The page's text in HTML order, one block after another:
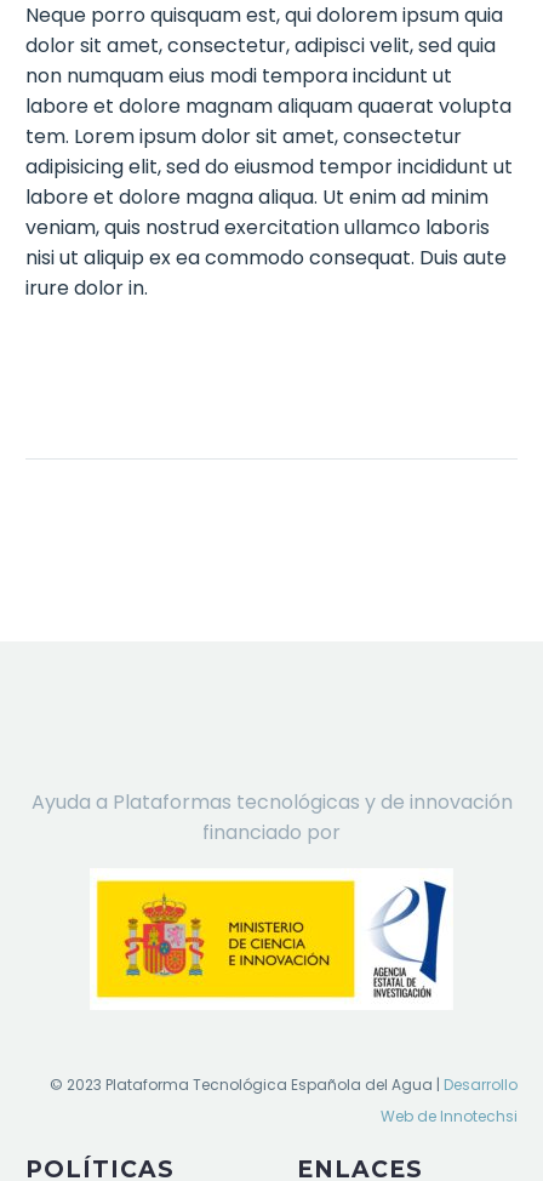
Neque porro quisquam est, qui dolorem ipsum quia
dolor sit amet, consectetur, adipisci velit, sed quia
non numquam eius modi tempora incidunt ut
labore et dolore magnam aliquam quaerat volupta
tem. Lorem ipsum dolor sit amet, consectetur
adipisicing elit, sed do eiusmod tempor incididunt ut
labore et dolore magna aliqua. Ut enim ad minim
veniam, quis nostrud exercitation ullamco laboris
nisi ut aliquip ex ea commodo consequat. Duis aute
irure dolor in.
Ayuda a Plataformas tecnológicas y de innovación
financiado por
© 2023 Plataforma Tecnológica Española del Agua | Desarrollo
Web de Innotechsi
POLÍTICAS ENLACES